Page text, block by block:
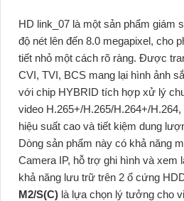
HD link_07 là một sản phẩm giám
độ nét lên đến 8.0 megapixel, cho
tiết nhỏ một cách rõ ràng. Được
CVI, TVI, BCS mang lại hình ảnh
với chip HYBRID tích hợp xử lý
video H.265+/H.265/H.264+/
hiệu suất cao và tiết kiệm dung
Dòng sản phẩm này có khả năng
Camera IP, hỗ trợ ghi hình và xem
khả năng lưu trữ trên 2 ổ cứng
M2/S(C) là lựa chọn lý tưởng cho